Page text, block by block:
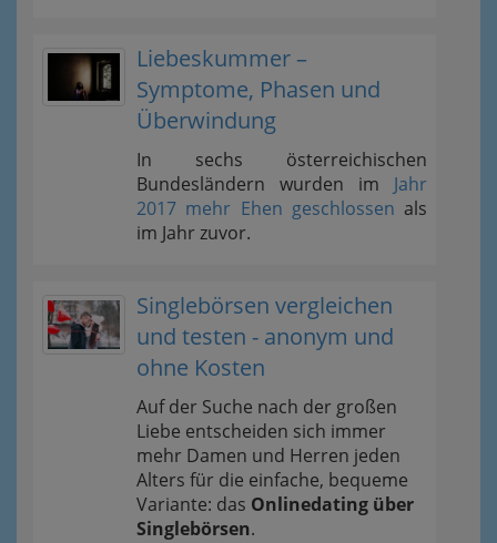
Liebeskummer –
Symptome, Phasen und
Überwindung
In sechs österreichischen
Bundesländern wurden im Jahr
2017 mehr Ehen geschlossen als
im Jahr zuvor.
Singlebörsen vergleichen
und testen - anonym und
ohne Kosten
Auf der Suche nach der großen
Liebe entscheiden sich immer
mehr Damen und Herren jeden
Alters für die einfache, bequeme
Variante: das Onlinedating über
Singlebörsen.